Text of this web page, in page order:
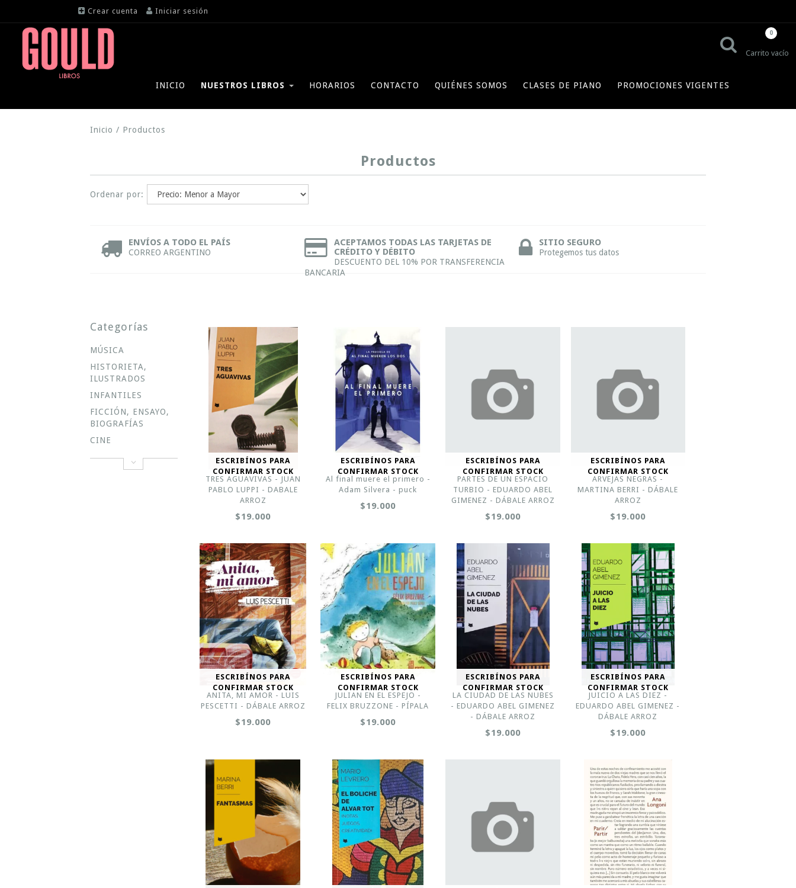
Crear cuenta Iniciar sesión
Carrito vacío
0
INICIO NUESTROS LIBROS HORARIOS CONTACTO QUIÉNES SOMOS CLASES DE PIANO PROMOCIONES VIGENTES
Inicio / Productos
Productos
Ordenar por:
ENVÍOS A TODO EL PAÍS
CORREO ARGENTINO
ACEPTAMOS TODAS LAS TARJETAS DE
CRÉDITO Y DÉBITO
DESCUENTO DEL 10% POR TRANSFERENCIA
BANCARIA
SITIO SEGURO
Protegemos tus datos
Categorías
MÚSICA
HISTORIETA,
ILUSTRADOS
INFANTILES
FICCIÓN, ENSAYO,
BIOGRAFÍAS
CINE
ESCRIBÍNOS PARA
CONFIRMAR STOCK
TRES AGUAVIVAS - JUAN
PABLO LUPPI - DABALE
ARROZ
$19.000
ESCRIBÍNOS PARA
CONFIRMAR STOCK
Al final muere el primero -
Adam Silvera - puck
$19.000
ESCRIBÍNOS PARA
CONFIRMAR STOCK
PARTES DE UN ESPACIO
TURBIO - EDUARDO ABEL
GIMENEZ - DÁBALE ARROZ
$19.000
ESCRIBÍNOS PARA
CONFIRMAR STOCK
ARVEJAS NEGRAS -
MARTINA BERRI - DÁBALE
ARROZ
$19.000
ESCRIBÍNOS PARA
CONFIRMAR STOCK
ANITA, MI AMOR - LUIS
PESCETTI - DÁBALE ARROZ
$19.000
ESCRIBÍNOS PARA
CONFIRMAR STOCK
JULIAN EN EL ESPEJO -
FELIX BRUZZONE - PÍPALA
$19.000
ESCRIBÍNOS PARA
CONFIRMAR STOCK
LA CIUDAD DE LAS NUBES
- EDUARDO ABEL GIMENEZ
- DÁBALE ARROZ
$19.000
ESCRIBÍNOS PARA
CONFIRMAR STOCK
JUICIO A LAS DIEZ -
EDUARDO ABEL GIMENEZ -
DÁBALE ARROZ
$19.000